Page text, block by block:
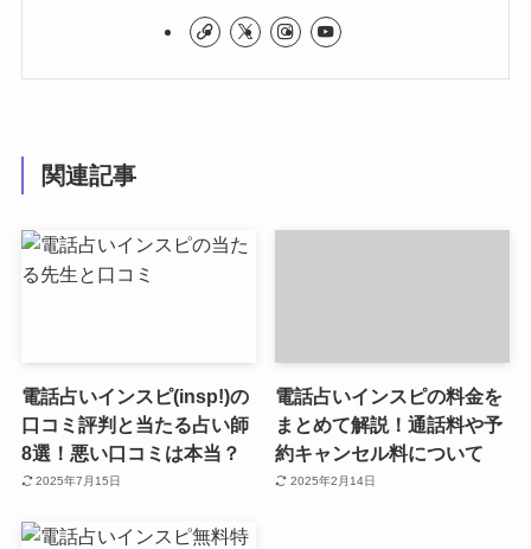
関連記事
電話占いインスピ(insp!)の
口コミ評判と当たる占い師
8選！悪い口コミは本当？
2025年7月15日
電話占いインスピの料金を
まとめて解説！通話料や予
約キャンセル料について
2025年2月14日